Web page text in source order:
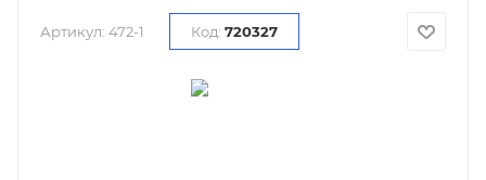
Артикул: 472-1 Код: 720327